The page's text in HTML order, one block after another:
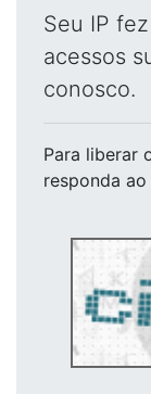
Seu IP
acessos
conosco.
Para liberar
responda